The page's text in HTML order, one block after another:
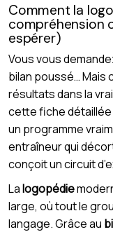
Comment la
compréhension
espérer)
Vous vous
bilan poussé… Mais
résultats dans la
cette fiche détaillée
un programme
entraîneur qui
conçoit un circuit
Lalogopédie
large, où tout le
langage. Grâce au